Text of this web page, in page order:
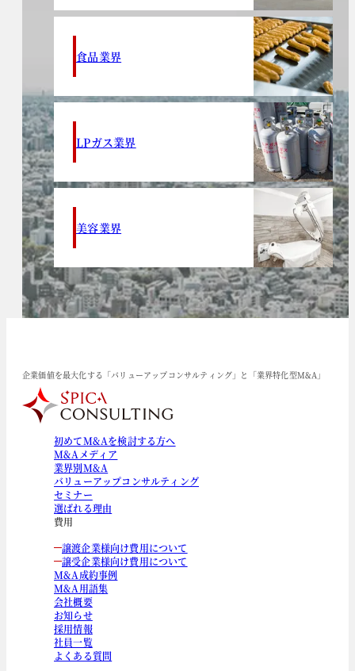
食品業界
LPガス業界
美容業界
企業価値を最大化する「バリューアップコンサルティング」と「業界特化型M&A」
初めてM&Aを検討する方へ
M&Aメディア
業界別M&A
バリューアップコンサルティング
セミナー
選ばれる理由
費用
譲渡企業様向け費用について
譲受企業様向け費用について
M&A成約事例
M&A用語集
会社概要
お知らせ
採用情報
社員一覧
よくある質問